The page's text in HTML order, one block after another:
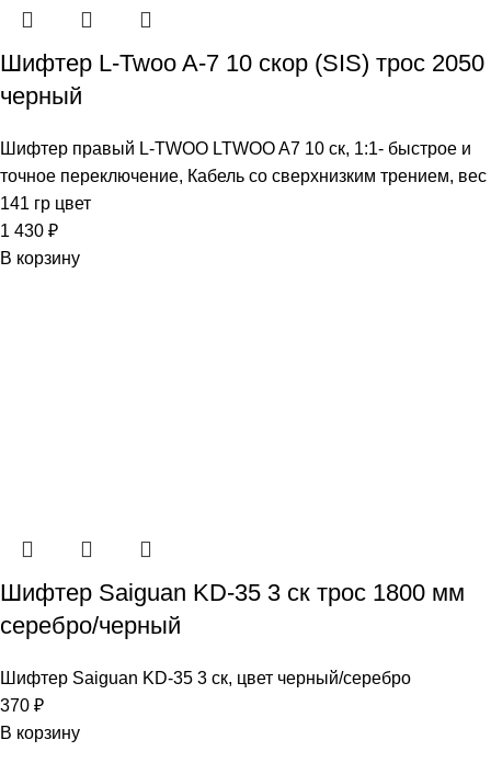
Шифтер L-Twoo A-7 10 скор (SIS) трос 2050
черный
Шифтер правый L-TWOO LTWOO A7 10 ск, 1:1- быстрое и
точное переключение, Кабель со сверхнизким трением, вес
141 гр цвет
1 430 ₽
В корзину
Шифтер Saiguan KD-35 3 ск трос 1800 мм
серебро/черный
Шифтер Saiguan KD-35 3 ск, цвет черный/серебро
370 ₽
В корзину